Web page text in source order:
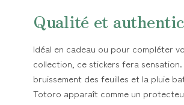
Qualité et
Idéal en cadeau ou pour compléter
collection, ce stickers fera
bruissement des feuilles et la pluie
Totoro apparaît comme un